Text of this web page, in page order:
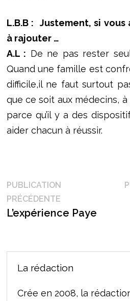
L.B.B : Justement, si
à rajouter …
A.L : De ne pas rester
Quand une famille est
difficile,il ne faut surtout
que ce soit aux médecins, à
parce qu’il y a des
aider chacun à réussir.
Navigation
de
PUBLICATION
PRÉCÉDENTEPublication
précédente :
L’expérience Paye
La rédaction
Crée en 2008, la